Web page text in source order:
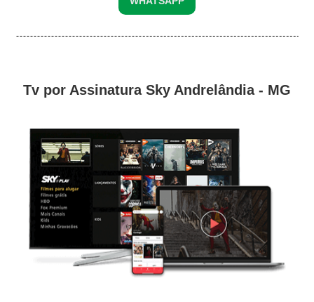
Tv por Assinatura Sky Andrelândia - MG